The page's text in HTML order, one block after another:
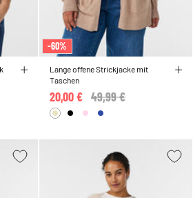
-60%
Lange offene Strickjacke mit
Taschen
Price reduced from
49,99 €
20,00 €